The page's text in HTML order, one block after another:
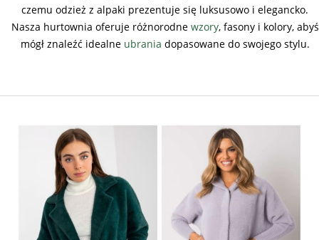
czemu odzież z alpaki prezentuje się luksusowo i elegancko.
Nasza hurtownia oferuje różnorodne wzory, fasony i kolory, abyś
mógł znaleźć idealne ubrania dopasowane do swojego stylu.